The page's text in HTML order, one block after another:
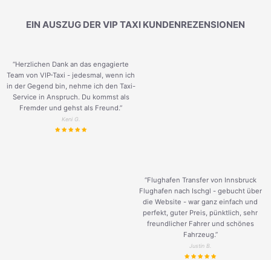
EIN AUSZUG DER VIP TAXI KUNDENREZENSIONEN
“Herzlichen Dank an das engagierte
Team von VIP-Taxi - jedesmal, wenn ich
in der Gegend bin, nehme ich den Taxi-
Service in Anspruch. Du kommst als
Fremder und gehst als Freund.”
Keni G.
“Flughafen Transfer von Innsbruck
Flughafen nach Ischgl - gebucht über
die Website - war ganz einfach und
perfekt, guter Preis, pünktlich, sehr
freundlicher Fahrer und schönes
Fahrzeug.”
Justin B.